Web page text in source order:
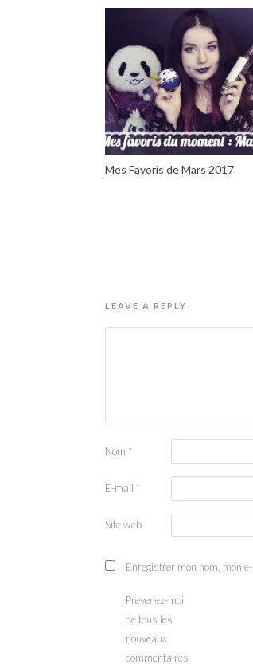
Mes Favoris de Mars 2017
LEAVE A REPLY
Nom *
E-mail *
Site web
Enregistrer mon nom, mon
Prévenez-moi
de tous les
nouveaux
commentaires